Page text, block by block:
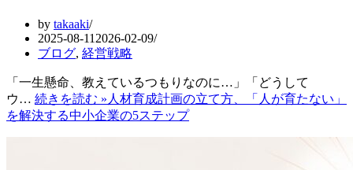
by takaaki
2025-08-11 2026-02-09
ブログ, 経営戦略
「一生懸命、教えているつもりなのに…」「どうして
ウ… 続きを読む » 人材育成計画の立て方、「人が育たない」
を解決する中小企業の5ステップ